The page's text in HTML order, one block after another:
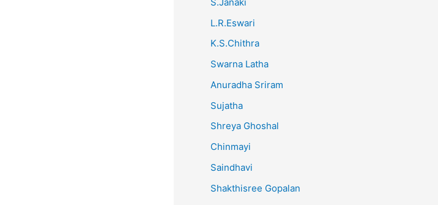
L.R.Eswari
K.S.Chithra
Swarna Latha
Anuradha Sriram
Sujatha
Shreya Ghoshal
Chinmayi
Saindhavi
Shakthisree Gopalan